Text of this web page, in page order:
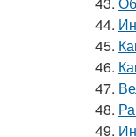
44.
45.
46.
47.
48.
49.